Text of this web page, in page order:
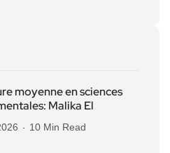
moyenne en sciences
Malika El
10 Min Read